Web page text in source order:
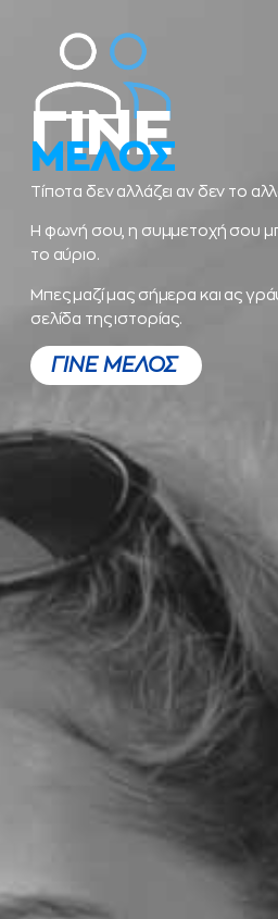
ΓΙΝΕ
ΜΕΛΟΣ
Τίποτα δεν αλλάζει αν δεν το
Η φωνή σου, η συμμετοχή σου
το αύριο.
Μπες μαζί μας σήμερα και ας
σελίδα της ιστορίας.
ΓΙΝΕ ΜΕΛΟΣ